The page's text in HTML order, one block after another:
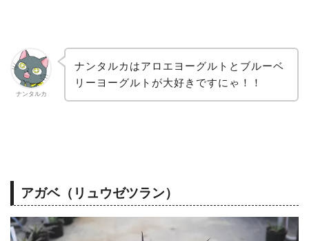
ナンタルカ
ナンタルカはアロエヨーグルトとブルーベ
リーヨーグルトが大好きですにゃ！！
アガベ（リュウゼツラン）